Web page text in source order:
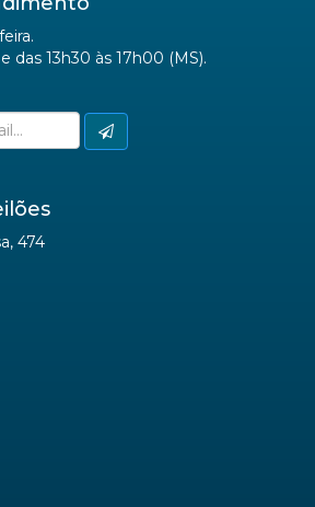
das 13h30 às 17h00 (MS).
474